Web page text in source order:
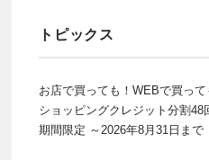
トピックス
お店で買っても！WEBで買っ
ショッピングクレジット分割48
期間限定 ～2026年8月31日まで